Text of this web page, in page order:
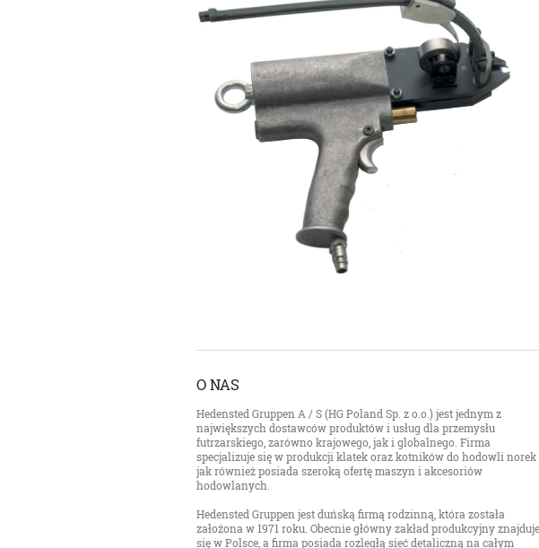
O NAS
Hedensted Gruppen A / S (HG Poland Sp. z o.o.) jest jednym z
największych dostawców produktów i usług dla przemysłu
futrzarskiego, zarówno krajowego, jak i globalnego. Firma
specjalizuje się w produkcji klatek oraz kotników do hodowli norek
jak również posiada szeroką ofertę maszyn i akcesoriów
hodowlanych.
Hedensted Gruppen jest duńską firmą rodzinną, która została
założona w 1971 roku. Obecnie główny zakład produkcyjny znajduje
się w Polsce, a firma posiada rozległą sieć detaliczną na całym